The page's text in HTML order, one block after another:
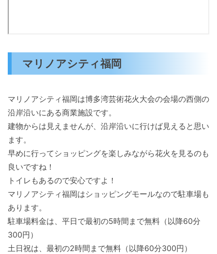
マリノアシティ福岡
マリノアシティ福岡は博多湾芸術花火大会の会場の西側の
沿岸沿いにある商業施設です。
建物からは見えませんが、沿岸沿いに行けば見えると思い
ます。
早めに行ってショッピングを楽しみながら花火を見るのも
良いですね！
トイレもあるので安心ですよ！
マリノアシティ福岡はショッピングモールなので駐車場も
あります。
駐車場料金は、平日で最初の5時間まで無料（以降60分
300円）
土日祝は、最初の2時間まで無料（以降60分300円）